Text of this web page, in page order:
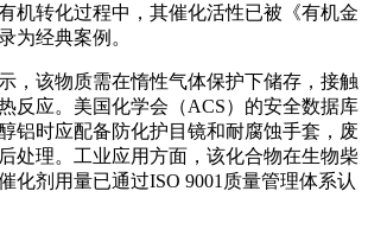
机转化过程中，其催化活性已被《有机金
为经典案例。
，该物质需在惰性气体保护下储存，接触
反应。美国化学会（ACS）的安全数据库
铝时应配备防化护目镜和耐腐蚀手套，废
处理。工业应用方面，该化合物在生物柴
化剂用量已通过ISO 9001质量管理体系认